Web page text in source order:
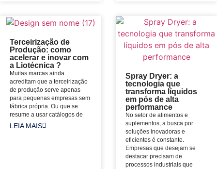
Terceirização de
Produção: como
acelerar e inovar com
a Liotécnica ?
Muitas marcas ainda
acreditam que a terceirização
de produção serve apenas
para pequenas empresas sem
fábrica própria. Ou que se
resume a usar catálogos de
LEIA MAIS
Spray Dryer: a
tecnologia que
transforma líquidos
em pós de alta
performance
No setor de alimentos e
suplementos, a busca por
soluções inovadoras e
eficientes é constante.
Empresas que desejam se
destacar precisam de
processos industriais que